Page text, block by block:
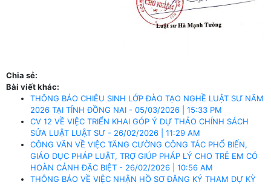
Chia sẻ:
Bài viết khác:
THÔNG BÁO CHIÊU SINH LỚP ĐÀO TẠO NGHỀ LUẬT SƯ NĂM
2026 TẠI TỈNH ĐỒNG NAI - 05/03/2026 | 15:33 PM
CV 12 VỀ VIỆC TRIỂN KHAI GÓP Ý DỰ THẢO CHÍNH SÁCH
SỬA LUẬT LUẬT SƯ - 26/02/2026 | 11:29 AM
CÔNG VĂN VỀ VIỆC TĂNG CƯỜNG CÔNG TÁC PHỔ BIẾN,
GIÁO DỤC PHÁP LUẬT, TRỢ GIÚP PHÁP LÝ CHO TRẺ EM CÓ
HOÀN CẢNH ĐẶC BIỆT - 26/02/2026 | 10:56 AM
THÔNG BÁO VỀ VIỆC NHẬN HỒ SƠ ĐĂNG KÝ THAM DỰ KỲ